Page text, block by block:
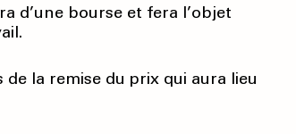
d’une bourse et fera l’objet
la remise du prix qui aura lieu